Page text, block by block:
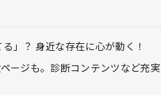
」？ 身近な存在に心が動く！
ージも。診断コンテンツなど充実